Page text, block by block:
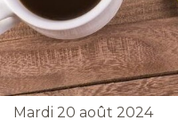
Mardi 20 août 2024